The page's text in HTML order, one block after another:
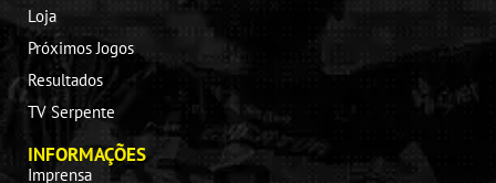
Loja
Próximos Jogos
Resultados
TV Serpente
INFORMAÇÕES
Imprensa